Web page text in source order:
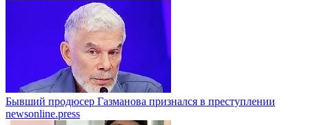
Бывший продюсер Газманова признался в преступлении
newsonline.press